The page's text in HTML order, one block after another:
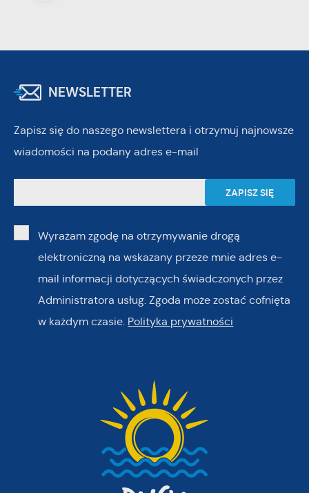
NEWSLETTER
Zapisz się do naszego newslettera i otrzymuj najnowsze
wiadomości na podany adres e-mail
Wyrażam zgodę na otrzymywanie drogą
elektroniczną na wskazany przeze mnie adres e-
mail informacji dotyczących świadczonych przez
Administratora usług. Zgoda może zostać cofnięta
w każdym czasie. Polityka prywatności